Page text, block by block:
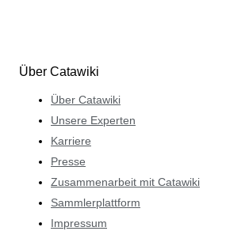
Über Catawiki
Über Catawiki
Unsere Experten
Karriere
Presse
Zusammenarbeit mit Catawiki
Sammlerplattform
Impressum